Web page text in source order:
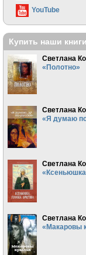
YouTube
Купить наши книги
Светлана
«Полотно»
Светлана
«Я думаю
Светлана
Светлана
«Макаровы